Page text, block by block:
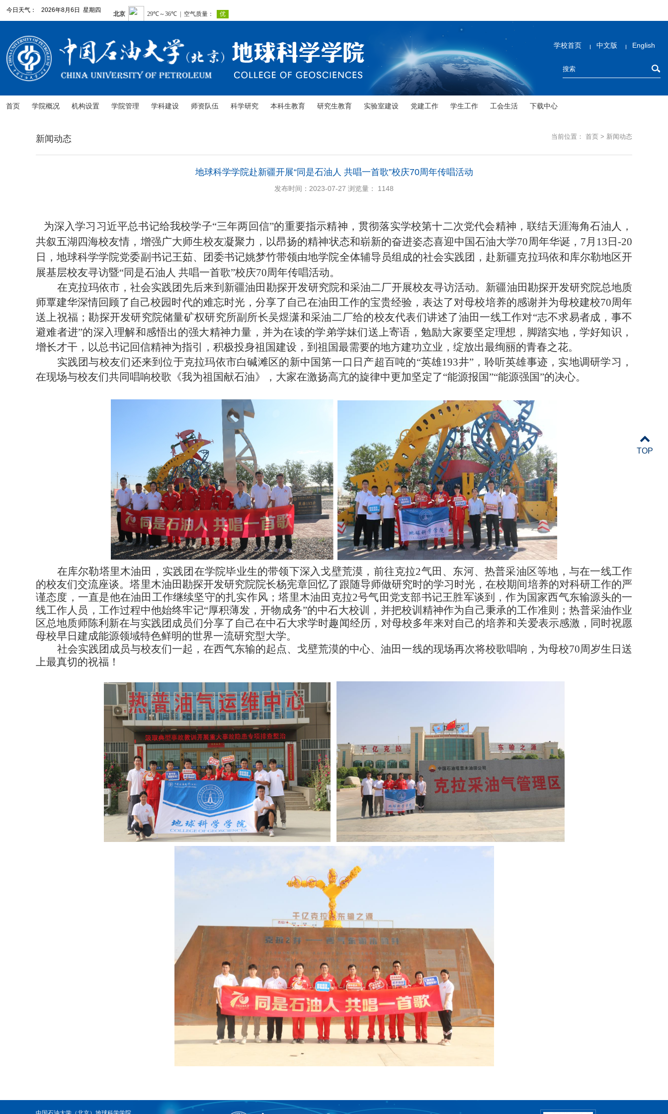
今日天气： 2026年8月6日 星期四
学校首页 中文版 English
首页 学院概况 机构设置 学院管理 学科建设 师资队伍 科学研究 本科生教育 研究生教育 实验室建设 党建工作 学生工作 工会生活 下载中心
当前位置： 首页 > 新闻动态
新闻动态
地球科学学院赴新疆开展“同是石油人 共唱一首歌”校庆70周年传唱活动
发布时间：2023-07-27 浏览量： 1148
为深入学习习近平总书记给我校学子“三年两回信”的重要指示精神，贯彻落实学校第十二次党代会精神 ，联结天涯海角石油人，
共叙五湖四海校友情， 增强广大师生校友凝聚力，以昂扬的精神状态和崭新的奋进姿态喜迎中国石油大学70周年华诞， 7月13日-20
日，地球科学学院党委副书记王茹、团委书记姚梦竹带领由地学院全体辅导员组成的社会实践团，赴新疆克拉玛依和库尔勒地区开
展基层校友寻访暨“同是石油人 共唱一首歌”校庆70周年传唱活动。
在克拉玛依市，社会实践团先后来到新疆油田勘探开发研究院和采油二厂开展校友寻访活动。新疆油田勘探开发研究院总地质
师覃建华深情回顾了自己校园时代的难忘时光，分享了自己在油田工作的宝贵经验，表达了对母校培养的感谢并为母校建校70周年
送上祝福；勘探开发研究院储量矿权研究所副所长吴煜潇和采油二厂给的校友代表们讲述了油田一线工作对“志不求易者成，事不
避难者进”的深入理解和感悟出的强大精神力量，并为在读的学弟学妹们送上寄语，勉励大家要坚定理想，脚踏实地，学好知识，
增长才干，以总书记回信精神为指引，积极投身祖国建设，到祖国最需要的地方建功立业，绽放出最绚丽的青春之花。
实践团与校友们还来到位于克拉玛依市白碱滩区的新中国第一口日产超百吨的“英雄193井”，聆听英雄事迹，实地调研学习，
在现场与校友们共同唱响校歌《我为祖国献石油》，大家在激扬高亢的旋律中更加坚定了“能源报国”“能源强国”的决心。
在库尔勒塔里木油田，实践团在学院毕业生的带领下深入戈壁荒漠，前往克拉2气田、东河、热普采油区等地，与在一线工作
的校友们交流座谈。塔里木油田勘探开发研究院院长杨宪章回忆了跟随导师做研究时的学习时光，在校期间培养的对科研工作的严
谨态度，一直是他在油田工作继续坚守的扎实作风；塔里木油田克拉2号气田党支部书记王胜军谈到，作为国家西气东输源头的一
线工作人员，工作过程中他始终牢记“厚积薄发，开物成务”的中石大校训，并把校训精神作为自己秉承的工作准则；热普采油作业
区总地质师陈利新在与实践团成员们分享了自己在中石大求学时趣闻经历，对母校多年来对自己的培养和关爱表示感激，同时祝愿
母校早日建成能源领域特色鲜明的世界一流研究型大学。
社会实践团成员与校友们一起，在西气东输的起点、戈壁荒漠的中心、油田一线的现场再次将校歌唱响，为母校70周岁生日送
上最真切的祝福！
TOP